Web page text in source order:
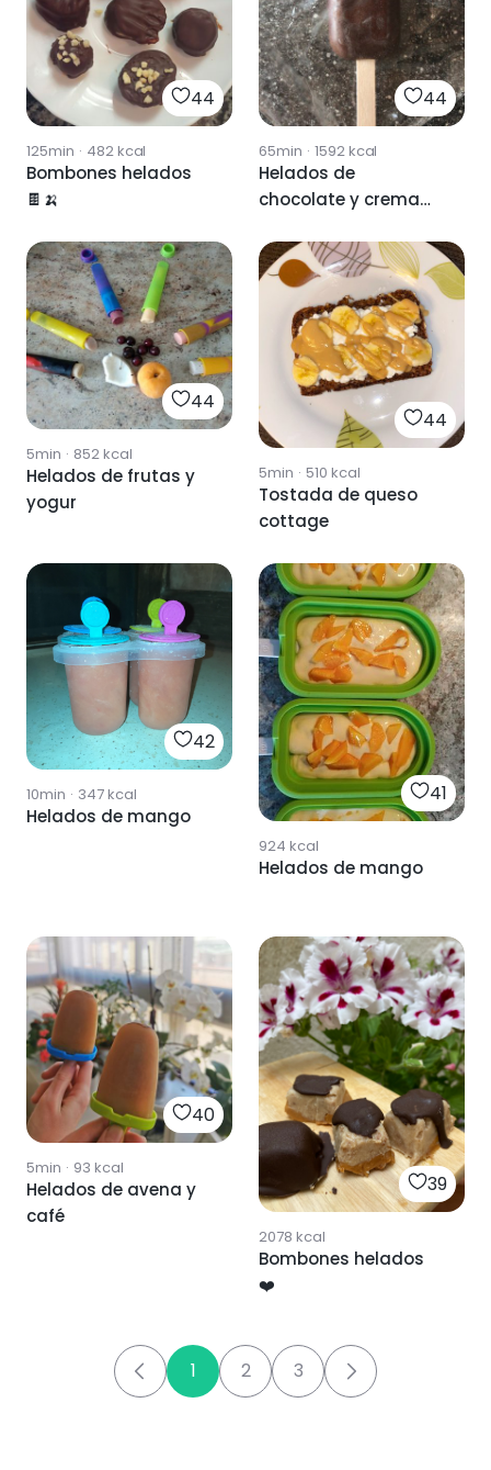
44
125min · 482kcal
Bombones helados
🍫🍌
44
65min · 1592kcal
Helados de
chocolate y crema
44
5min · 852kcal
Helados de frutas y
yogur
44
5min · 510 kcal
Tostada de queso
cottage
42
10min · 347kcal
Helados de mango
41
924 kcal
Helados de mango
40
5min · 93 kcal
Helados de avena y
café
39
2078 kcal
Bombones helados
❤️
1 2 3